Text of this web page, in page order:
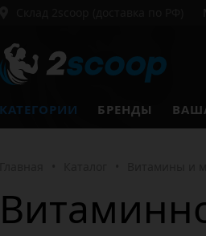
КАТЕГОРИИ БРЕНДЫ